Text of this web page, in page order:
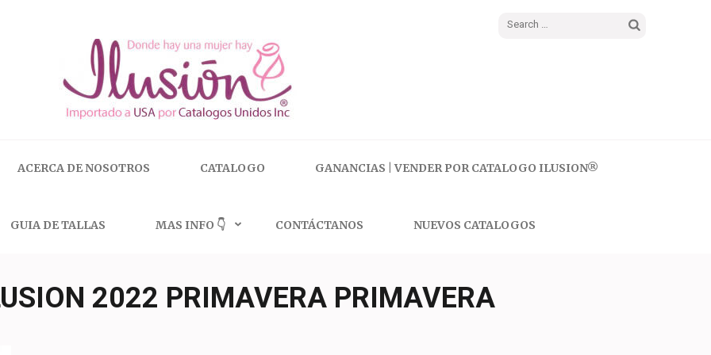
Search
ACERCA DE NOSOTROS CATALOGO GANANCIAS | VENDER POR CATALOGO ILUSION®
GUIA DE TALLAS MAS INFO 👇 CONTÁCTANOS NUEVOS CATALOGOS
2022 PRIMAVERA PRIMAVERA